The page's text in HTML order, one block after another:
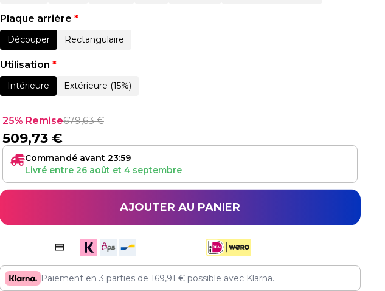
Plaque arrière *
Découper Rectangulaire
Utilisation *
Intérieure Extérieure (15%)
25% Remise679,63€
509,73 €
Commandé avant 23:59
Livré entre 26 août et 4 septembre
AJOUTER AU PANIER
Paiement en 3 parties de169,91€ possible avec Klarna.